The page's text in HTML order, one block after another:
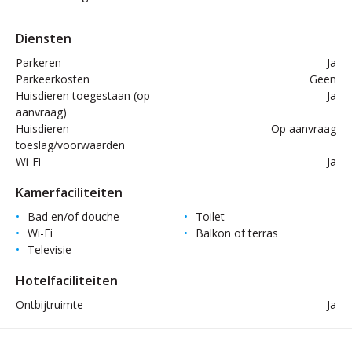
Diensten
Parkeren
Ja
Parkeerkosten
Geen
Huisdieren toegestaan (op
aanvraag)
Ja
Huisdieren
toeslag/voorwaarden
Op aanvraag
Wi-Fi Ja
Kamerfaciliteiten
Bad en/of douche
Toilet
Wi-Fi
Balkon of terras
Televisie
Hotelfaciliteiten
Ontbijtruimte Ja